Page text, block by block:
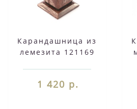
Карандашница из
лемезита 121169
1 420 р.